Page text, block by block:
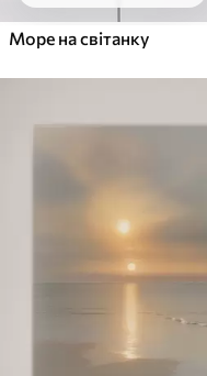
Море на світанку